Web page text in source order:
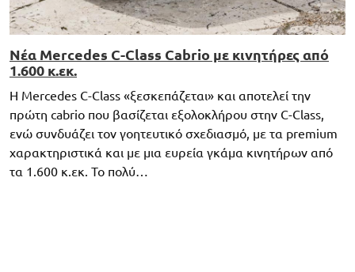
Νέα Mercedes C-Class Cabrio με κινητήρες από
1.600 κ.εκ.
H Mercedes C-Class «ξεσκεπάζεται» και αποτελεί την
πρώτη cabrio που βασίζεται εξολοκλήρου στην C-Class,
ενώ συνδυάζει τον γοητευτικό σχεδιασμό, με τα premium
χαρακτηριστικά και με μια ευρεία γκάμα κινητήρων από
τα 1.600 κ.εκ. Το πολύ…